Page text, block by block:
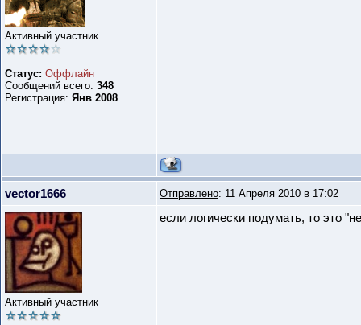
Активный участник
Статус: Оффлайн
Сообщений всего: 348
Регистрация: Янв 2008
vector1666 Отправлено: 11 Апреля 2010 в 17:02
Активный участник
если логически подумать, то это